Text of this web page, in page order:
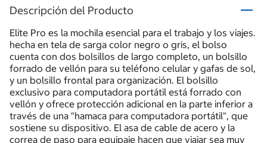
Descripción del Producto
Elite Pro es la mochila esencial para el trabajo y los viajes.
hecha en tela de sarga color negro o gris, el bolso
cuenta con dos bolsillos de largo completo, un bolsillo
forrado de vellón para su teléfono celular y gafas de sol,
y un bolsillo frontal para organización. El bolsillo
exclusivo para computadora portátil está forrado con
vellón y ofrece protección adicional en la parte inferior a
través de una "hamaca para computadora portátil", que
sostiene su dispositivo. El asa de cable de acero y la
correa de paso para equipaje hacen que viajar sea muy